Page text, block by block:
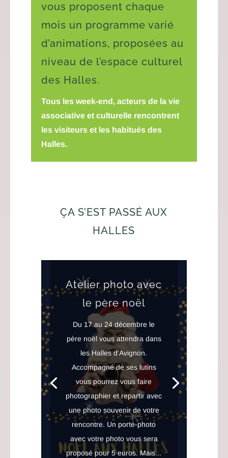
vous proposent chaque
mois un programme varié
d’animations, proposées au
niveau de l’espace culturel
des Halles.
Tous les week-end, acteurs de la vie
associative et culturelle rencontrent
les visiteurs et les habitués des
Halles.
ÇA S’EST PASSÉ AUX
HALLES
Atelier photo avec
le père noël
Du 17 au 24 décembre le
père noël vous attendra dans
les Halles d'Avignon.
Accompagné de ses lutins
vous pourrez vous faire
photographier et repartir avec
une photo souvenir de votre
rencontre. Un porte-photo
avec votre photo vous sera
proposé pour 5 euros. Mais...